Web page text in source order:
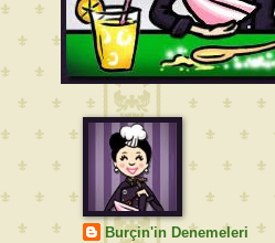
Burçin'in Denemeleri